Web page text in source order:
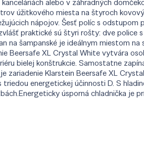
úžitkového miesta na štyroch
nápojov. Šesť políc s
praktické sú štyri rošty: dve police
na šampanské je ideálnym miestom
Beersafe XL Crystal White vytvára
bielej konštrukcie. Samostatne
zariadenie Klarstein Beersafe XL
triedou energetickej účinnosti D. S
úsporná chladnička je